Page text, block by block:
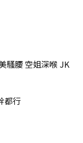
騷腰 空姐深喉 JK
都行